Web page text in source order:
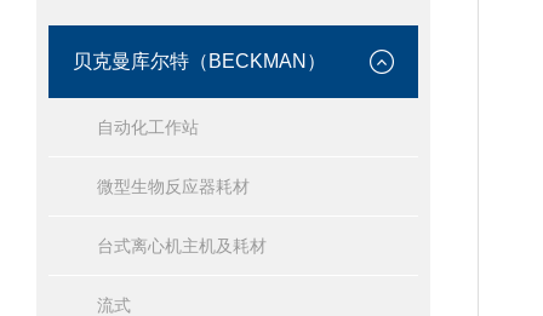
贝克曼库尔特（BECKMAN）
自动化工作站
微型生物反应器耗材
台式离心机主机及耗材
流式